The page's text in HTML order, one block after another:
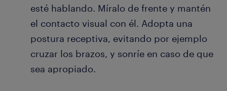
esté hablando. Míralo de frente y mantén
el contacto visual con él. Adopta una
postura receptiva, evitando por ejemplo
cruzar los brazos, y sonríe en caso de que
sea apropiado.